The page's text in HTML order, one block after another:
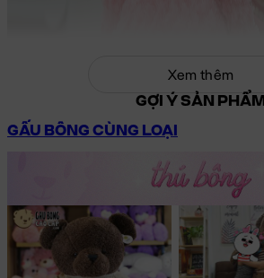
Xem thêm
GỢI Ý SẢN PHẨM
GẤU BÔNG CÙNG LOẠI